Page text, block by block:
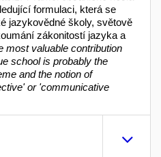
formulaci, která se
jazykovědné školy, světově
zákonitostí jazyka a
most valuable contribution
school is probably the
and the notion of
or 'communicative